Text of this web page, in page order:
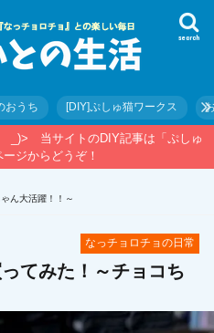
search
おうち [DIY]ぷしゅ猫ワークス
_)> 当サイトのDIY記事は「ぷしゅ
ジからどうぞ！
ん大活躍！！～
なっチョロチョの日常
てみた！～チョコち